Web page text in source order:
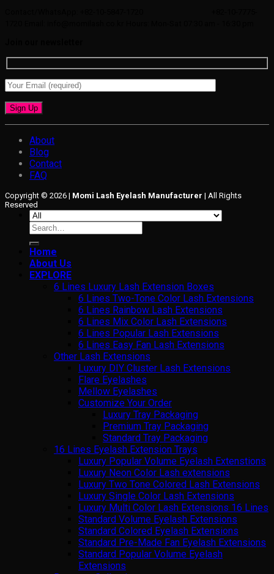
About
Blog
Contact
FAQ
Copyright © 2026 | Momi Lash Eyelash Manufacturer | All Rights
Reserved
Search
for:
Home
About Us
EXPLORE
6 Lines Luxury Lash Extension Boxes
6 Lines Two-Tone Color Lash Extensions
6 Lines Rainbow Lash Extensions
6 Lines Mix Color Lash Extensions
6 Lines Popular Lash Extensions
6 Lines Easy Fan Lash Extensions
Other Lash Extensions
Luxury DIY Cluster Lash Extensions
Flare Eyelashes
Mellow Eyelashes
Customize Your Order
Luxury Tray Packaging
Premium Tray Packaging
Standard Tray Packaging
16 Lines Eyelash Extension Trays
Luxury Popular Volume Eyelash Extenstions
Luxury Neon Color Lash extensions
Luxury Two Tone Colored Lash Extensions
Luxury Single Color Lash Extensions
Luxury Multi Color Lash Extensions 16 Lines
Standard Volume Eyelash Extensions
Standard Colored Eyelash Extensions
Standard Pre-Made Fan Eyelash Extensions
Standard Popular Volume Eyelash
Extensions